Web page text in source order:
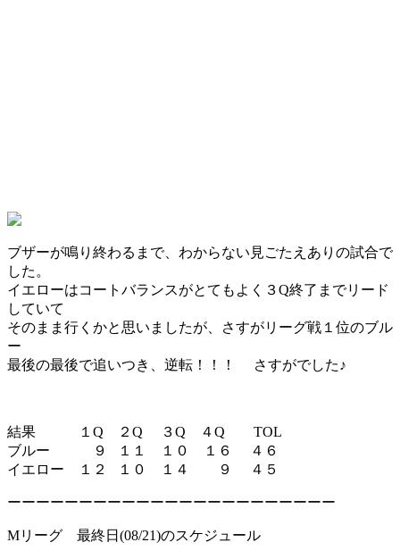
ブザーが鳴り終わるまで、わからない見ごたえありの試合で
した。
イエローはコートバランスがとてもよく３Q終了までリード
していて
そのまま行くかと思いましたが、さすがリーグ戦１位のブル
ー
最後の最後で追いつき、逆転！！！ さすがでした♪
結果 １Q ２Q ３Q ４Q TOL
ブルー ９ １１ １０ １６ ４６
イエロー １２ １０ １４ ９ ４５
ーーーーーーーーーーーーーーーーーーーーーーー
Mリーグ 最終日(08/21)のスケジュール